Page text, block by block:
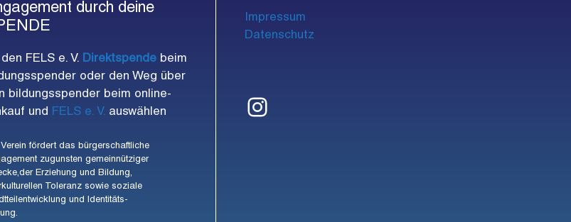
durch deine
FELS e. V. Direktspende beim
oder den Weg über
bildungsspender beim online-
und FELS e. V. auswählen
Verein fördert das bürgerschaftliche
zugunsten gemeinnütziger
Erziehung und Bildung,
Toleranz sowie soziale
und Identitäts-
Impressum
Datenschutz
Instagram